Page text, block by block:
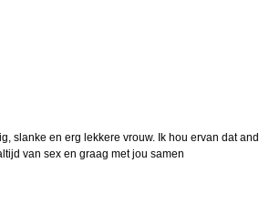
slanke en erg lekkere vrouw. Ik hou ervan dat
van sex en graag met jou samen